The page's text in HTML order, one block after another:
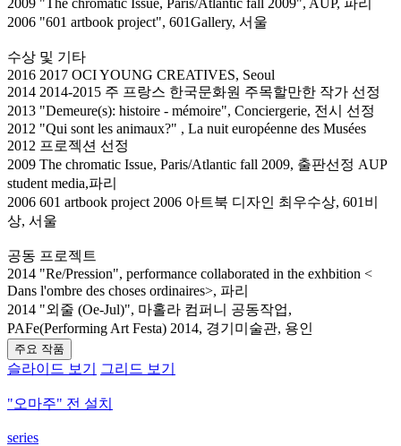
2006 "601 artbook project", 601Gallery, 서울
수상 및 기타
2016 2017 OCI YOUNG CREATIVES, Seoul
2014 2014-2015 주 프랑스 한국문화원 주목할만한 작가 선정
2013 "Demeure(s): histoire - mémoire", Conciergerie, 전시 선정
2012 "Qui sont les animaux?" , La nuit européenne des Musées
2012 프로젝션 선정
2009 The chromatic Issue, Paris/Atlantic fall 2009, 출판선정 AUP
student media,파리
2006 601 artbook project 2006 아트북 디자인 최우수상, 601비
상, 서울
공동 프로젝트
2014 "Re/Pression", performance collaborated in the exhbition <
Dans l'ombre des choses ordinaires>, 파리
2014 "외줄 (Oe-Jul)", 마홀라 컴퍼니 공동작업,
PAFe(Performing Art Festa) 2014, 경기미술관, 용인
주요 작품
슬라이드 보기 그리드 보기
"오마주" 전 설치
series